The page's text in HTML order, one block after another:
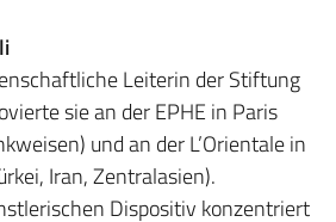
Leiterin der Stiftung
sie an der EPHE in Paris
und an der L’Orientale in
Iran, Zentralasien).
Dispositiv konzentriert